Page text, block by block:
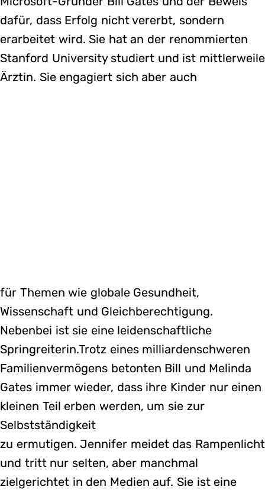
dafür, dass Erfolg nicht vererbt, sondern
erarbeitet wird. Sie hat an der renommierten
Stanford University studiert und ist mittlerweile
Ärztin. Sie engagiert sich aber auch
für Themen wie globale Gesundheit,
Wissenschaft und Gleichberechtigung.
Nebenbei ist sie eine leidenschaftliche
Springreiterin.Trotz eines milliardenschweren
Familienvermögens betonten Bill und Melinda
Gates immer wieder, dass ihre Kinder nur einen
kleinen Teil erben werden, um sie zur
Selbstständigkeit
zu ermutigen. Jennifer meidet das Rampenlicht
und tritt nur selten, aber manchmal
zielgerichtet in den Medien auf. Sie ist eine